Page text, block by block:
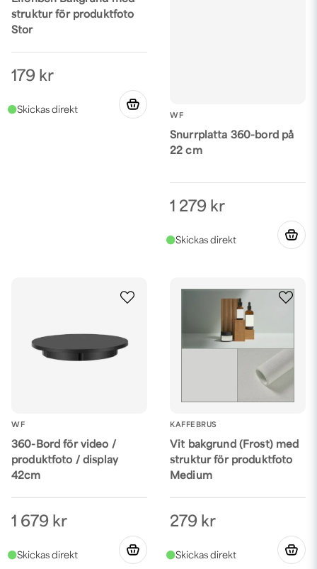
struktur för produktfoto
Stor
179 kr
WF
Snurrplatta 360-bord på
22 cm
1 279 kr
WF
360-Bord för video /
produktfoto / display
42cm
1 679 kr
KAFFEBRUS
Vit bakgrund (Frost) med
struktur för produktfoto
Medium
279 kr